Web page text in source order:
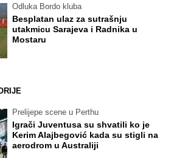
Odluka Bordo kluba
Besplatan ulaz za sutrašnju
utakmicu Sarajeva i Radnika u
Mostaru
Prelijepe scene u Perthu
Igrači Juventusa su shvatili ko je
Kerim Alajbegović kada su stigli na
aerodrom u Australiji